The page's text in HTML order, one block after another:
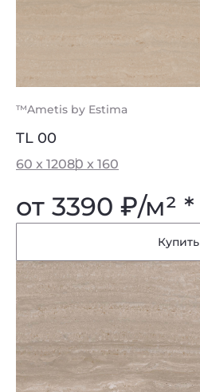
™Ametis by Estima
TL 00
60 x 12080 x 160
от 3390 ₽/м² *
Купить